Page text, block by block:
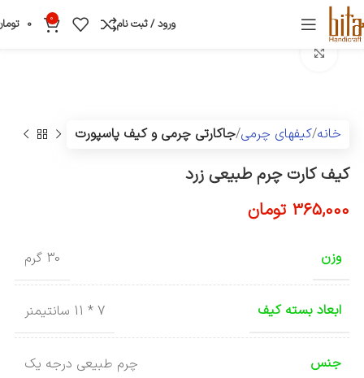
ورود / ثبت نام 0
0
خانه کیفهای چرمی جاکارتی چرمی و کیف پاسپورت
کیف کارت چرم طبیعی زرد
365,000 تومان
وزن 30 گرم
ابعاد بسته کیف 7 * 11 سانتیمنر
جنس چرم طبیعی درجه یک